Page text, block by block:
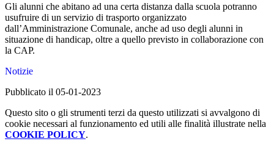
Gli alunni che abitano ad una certa distanza dalla scuola potranno
usufruire di un servizio di trasporto organizzato
dall’Amministrazione Comunale, anche ad uso degli alunni in
situazione di handicap, oltre a quello previsto in collaborazione con
la CAP.
Notizie
Pubblicato il 05-01-2023
Questo sito o gli strumenti terzi da questo utilizzati si avvalgono di
cookie necessari al funzionamento ed utili alle finalità illustrate nella
COOKIE POLICY.